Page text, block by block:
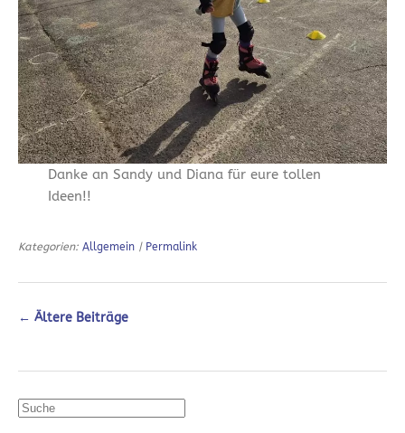
Danke an Sandy und Diana für eure tollen
Ideen!!
Kategorien: Allgemein | Permalink
← Ältere Beiträge
Suchen